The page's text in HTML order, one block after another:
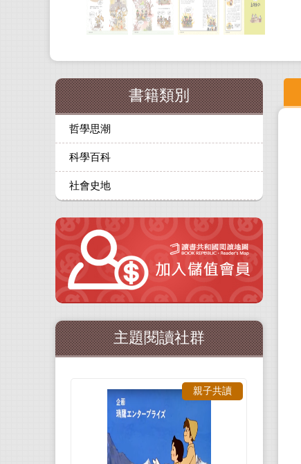
書籍類別
哲學思潮
科學百科
社會史地
主題閱讀社群
親子共讀